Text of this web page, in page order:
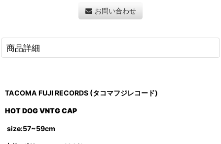
お問い合わせ
商品詳細
TACOMA FUJI RECORDS (タコマフジレコード)
HOT DOG VNTG CAP
size:57~59cm